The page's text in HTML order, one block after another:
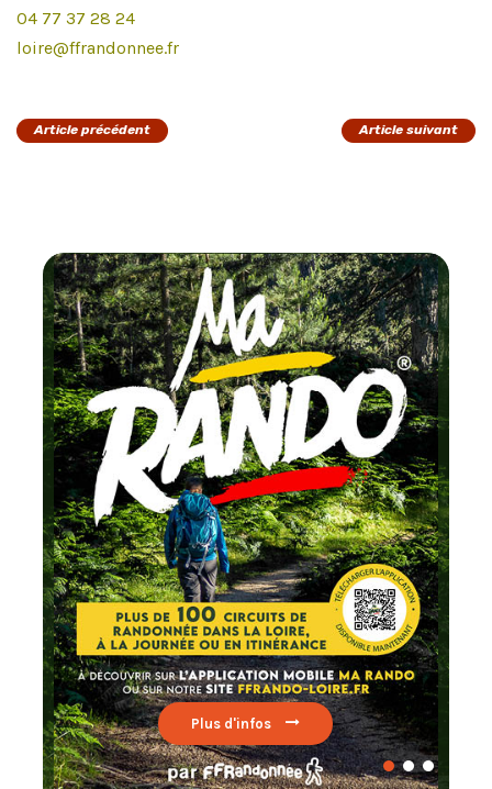
04 77 37 28 24
loire@ffrandonnee.fr
Article précédent Article suivant
Chaque mois
testez un circuit labellisé
FFRandonnée
Lire par ici